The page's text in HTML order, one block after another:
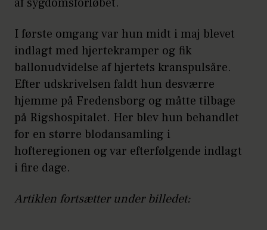
I første omgang var hun midt i maj blevet
indlagt med hjertekramper og fik
ballonudvidelse af hjertets kranspulsåre.
Efter udskrivelsen faldt hun desværre
hjemme på Fredensborg og måtte tilbage
på Rigshospitalet. Her blev hun behandlet
for en større blodansamling i
hofteregionen og var efterfølgende indlagt
i fire dage.
Artiklen fortsætter under billedet: